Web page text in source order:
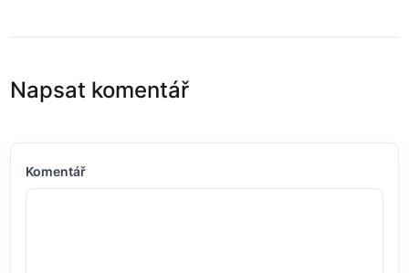
Napsat komentář
Komentář